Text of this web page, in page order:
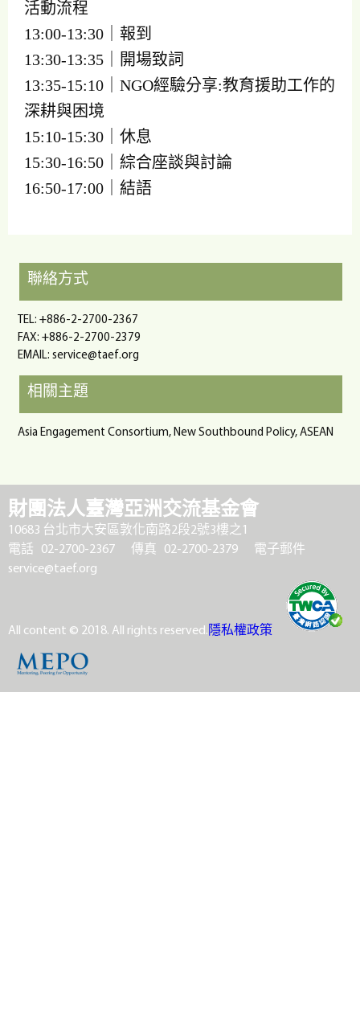
活動流程
13:00-13:30｜報到
13:30-13:35｜開場致詞
13:35-15:10｜NGO經驗分享:教育援助工作的
深耕與困境
15:10-15:30｜休息
15:30-16:50｜綜合座談與討論
16:50-17:00｜結語
聯絡方式
TEL: +886-2-2700-2367
FAX: +886-2-2700-2379
EMAIL: service@taef.org
相關主題
Asia Engagement Consortium, New Southbound Policy, ASEAN
財團法人臺灣亞洲交流基金會
10683 台北市大安區敦化南路2段2號3樓之1
電話 02-2700-2367
傳真 02-2700-2379
電子郵件
service@taef.org
All content © 2018. All rights reserved.隱私權政策